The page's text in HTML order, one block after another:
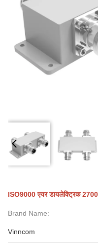
ISO9000 एयर डायलेक्ट्रिक
Brand Name:
Vinncom